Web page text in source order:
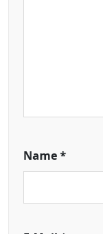
Name*